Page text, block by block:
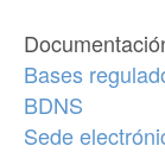
Bases
BDNS
Sede